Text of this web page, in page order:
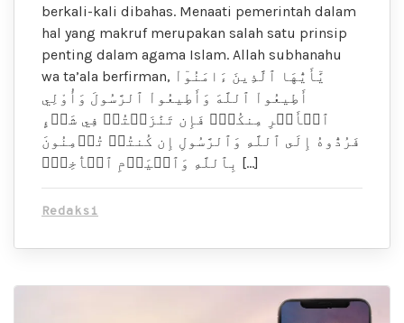
berkali-kali dibahas. Menaati pemerintah dalam
hal yang makruf merupakan salah satu prinsip
penting dalam agama Islam. Allah subhanahu
wa ta’ala berfirman, يَٰٓأَيُّهَا ٱلَّذِينَ ءَامَنُوٓاْ
أَطِيعُواْ ٱللَّهَ وَأَطِيعُواْ ٱلرَّسُولَ وَأُوْلِي
ٱلۡأَمۡرِ مِنكُمۡۖ فَإِن تَنَٰزَعۡتُمۡ فِي شَيۡءٍ
فَرُدُّوهُ إِلَى ٱللَّهِ وَٱلرَّسُولِ إِن كُنتُمۡ تُؤۡمِنُونَ
بِٱللَّهِ وَٱلۡيَوۡمِ ٱلۡأٓخِرِۚ […]
Redaksi